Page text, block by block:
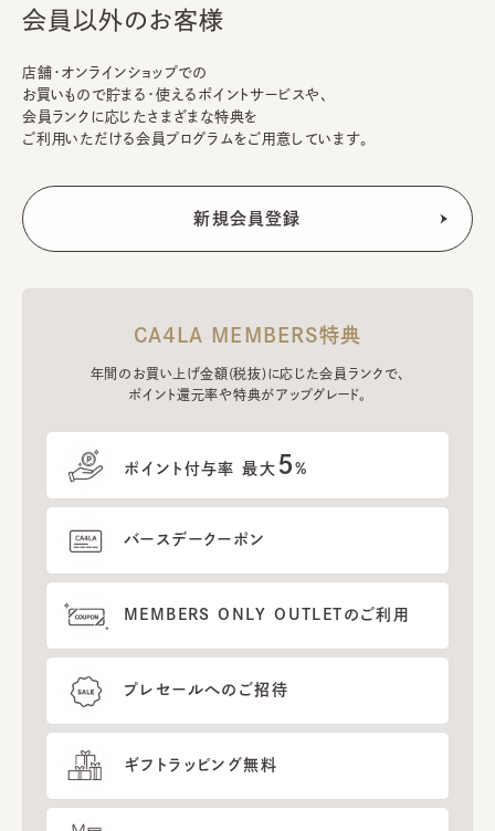
会員以外のお客様
店舗・オンラインショップでの
お買いもので貯まる・使えるポイントサービスや、
会員ランクに応じたさまざまな特典を
ご利用いただける会員プログラムをご用意しています。
CA4LA MEMBERS特典
年間のお買い上げ金額(税抜)に応じた会員ランクで、
ポイント還元率や特典がアップグレード。
ポイント付与率 最大 5%
バースデークーポン
MEMBERS ONLY OUTLETのご利用
プレセールへのご招待
ギフトラッピング無料